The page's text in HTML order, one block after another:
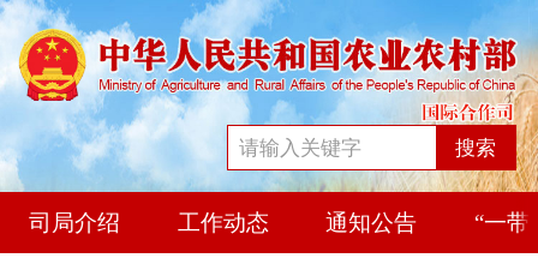
搜索
司局介绍 工作动态 通知公告 “一带